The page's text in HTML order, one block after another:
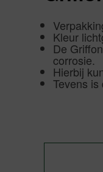
Kleur
De
corrosie.
Hierbij
Tevens